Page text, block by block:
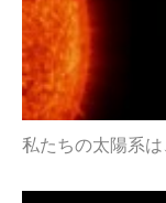
私たちの太陽系